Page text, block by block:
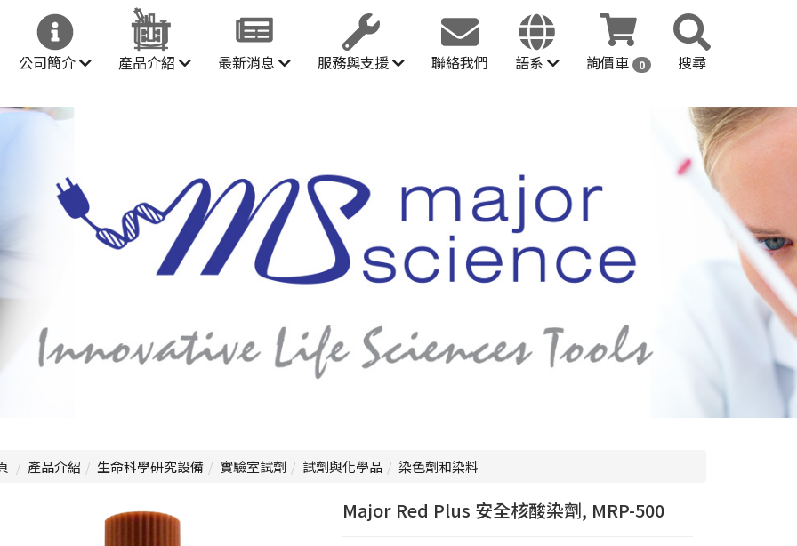
公司簡介 產品介紹 最新消息 服務與支援 聯絡我們 語系 詢價車 0 搜尋
產品介紹 生命科學研究設備 實驗室試劑 試劑與化學品 染色劑和染料
Major Red Plus 安全核酸染劑, MRP-500